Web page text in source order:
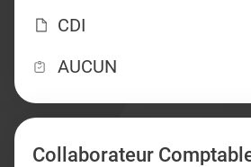
CDI
AUCUN
Collaborateur